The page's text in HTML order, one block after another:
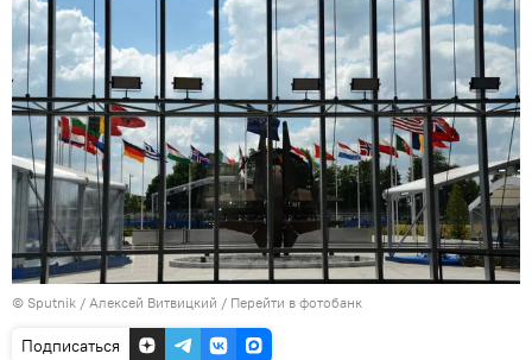
© Sputnik / Алексей Витвицкий / Перейти в фотобанк
Подписаться